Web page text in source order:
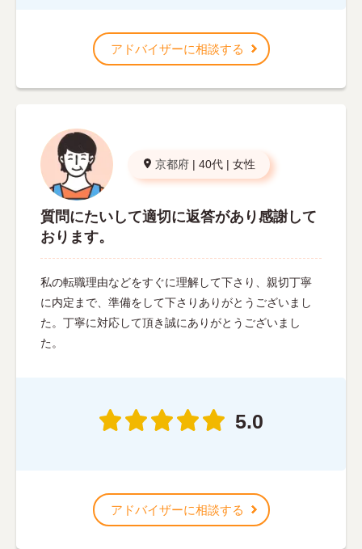
アドバイザーに相談する
京都府 | 40代 | 女性
質問にたいして適切に返答があり感謝して
おります。
私の転職理由などをすぐに理解して下さり、親切丁寧
に内定まで、準備をして下さりありがとうございまし
た。丁寧に対応して頂き誠にありがとうございまし
た。
5.0
アドバイザーに相談する